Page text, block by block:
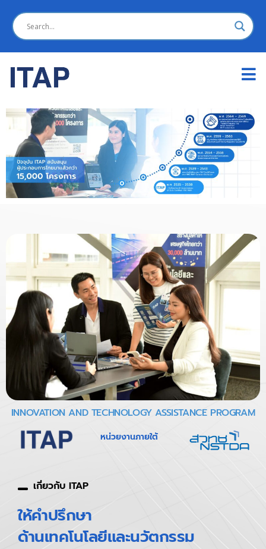
INNOVATION AND TECHNOLOGY ASSISTANCE PROGRAM
หน่วยงานภายใต้
เกี่ยวกับ ITAP
ให้คำปรึกษา
ด้านเทคโนโลยีและนวัตกรรม